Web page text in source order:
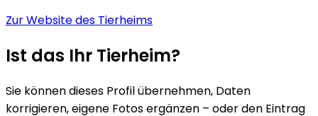
Zur Website des Tierheims
Ist das Ihr Tierheim?
Sie können dieses Profil übernehmen, Daten
korrigieren, eigene Fotos ergänzen – oder den Eintrag